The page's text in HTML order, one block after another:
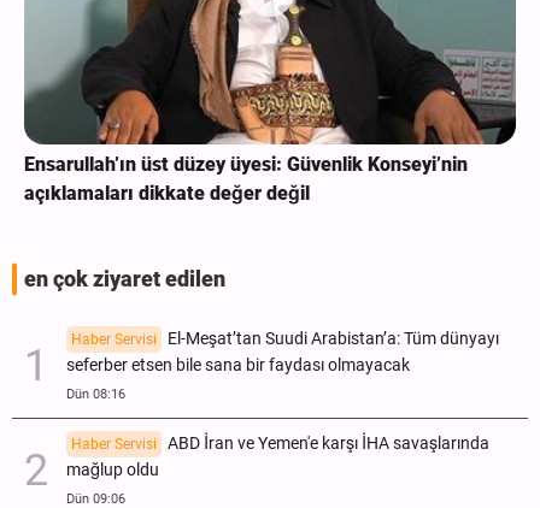
Ensarullah’ın üst düzey üyesi: Güvenlik Konseyi’nin
açıklamaları dikkate değer değil
en çok ziyaret edilen
Haber Servisi
El-Meşat’tan Suudi Arabistan’a: Tüm dünyayı
seferber etsen bile sana bir faydası olmayacak
Dün 08:16
Haber Servisi
ABD İran ve Yemen'e karşı İHA savaşlarında
mağlup oldu
Dün 09:06